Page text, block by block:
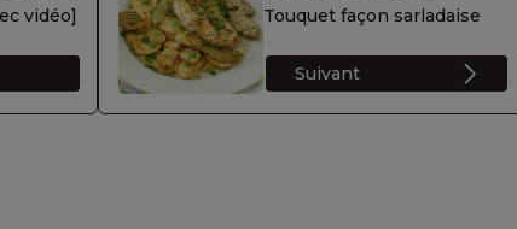
vidéo]
Touquet façon sarladaise
Suivant